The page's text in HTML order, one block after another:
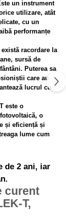
un instrument
utilizare, atât
cu un
performanțe
racordare la
sursă de
Puterea sa
care au
lucrul cu
este o
o
și eficiență și
lume cum
de 2 ani, iar
curent
T,